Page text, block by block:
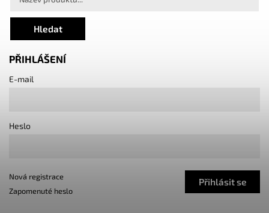
Hledat
PŘIHLÁŠENÍ
E-mail
Heslo
Přihlásit se
Nová registrace
Zapomenuté heslo